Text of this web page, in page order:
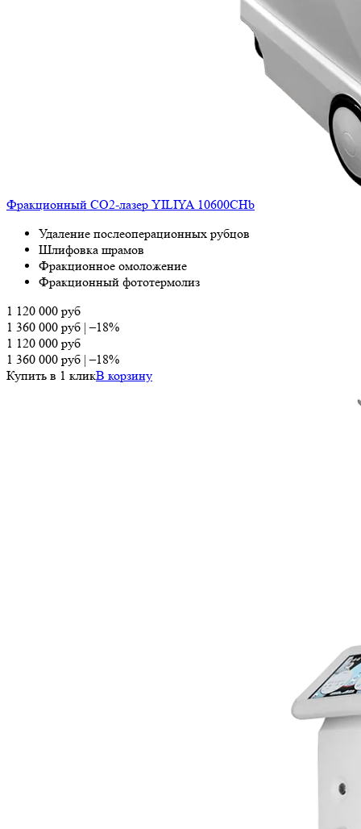
Фракционный СО2-лазер YILIYA 10600CHb
Удаление послеоперационных рубцов
Шлифовка шрамов
Фракционное омоложение
Фракционный фототермолиз
1 120 000 руб
1 360 000 руб |–18%
1 120 000 руб
1 360 000 руб |–18%
Купить в 1 кликВ корзину